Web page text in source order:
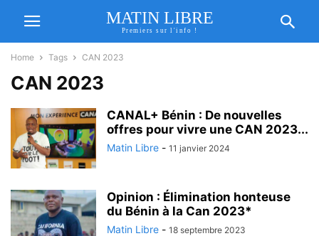
MATIN LIBRE
Premiers sur l'info !
Home Tags CAN 2023
CAN 2023
CANAL+ Bénin : De nouvelles
offres pour vivre une CAN 2023...
Matin Libre - 11 janvier 2024
Opinion : Élimination honteuse
du Bénin à la Can 2023*
Matin Libre - 18 septembre 2023